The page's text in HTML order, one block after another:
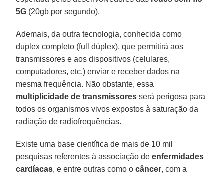
5G (20gb por segundo).
Ademais, da outra tecnologia, conhecida como
duplex completo (full dúplex), que permitirá aos
transmissores e aos dispositivos (celulares,
computadores, etc.) enviar e receber dados na
mesma frequência. Não obstante, essa
multiplicidade de transmissores será perigosa para
todos os organismos vivos expostos à saturação da
radiação de radiofrequências.
Existe uma base científica de mais de 10 mil
pesquisas referentes à associação deenfermidades
cardíacas, e entre outras como ocâncer, com a